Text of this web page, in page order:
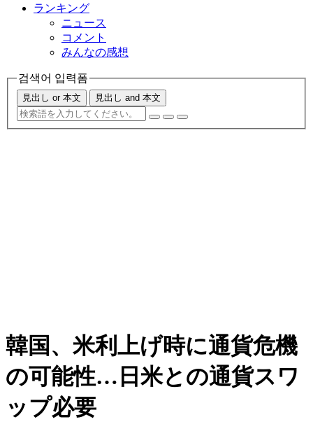
ランキング
ニュース
コメント
みんなの感想
검색어 입력폼
見出し or 本文 見出し and 本文
韓国、米利上げ時に通貨危機
の可能性…日米との通貨スワ
ップ必要